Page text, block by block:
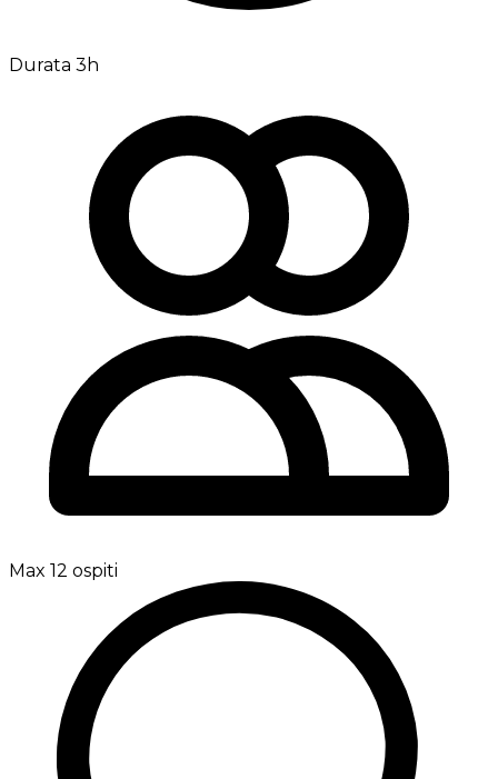
Durata 3h
Max 12 ospiti